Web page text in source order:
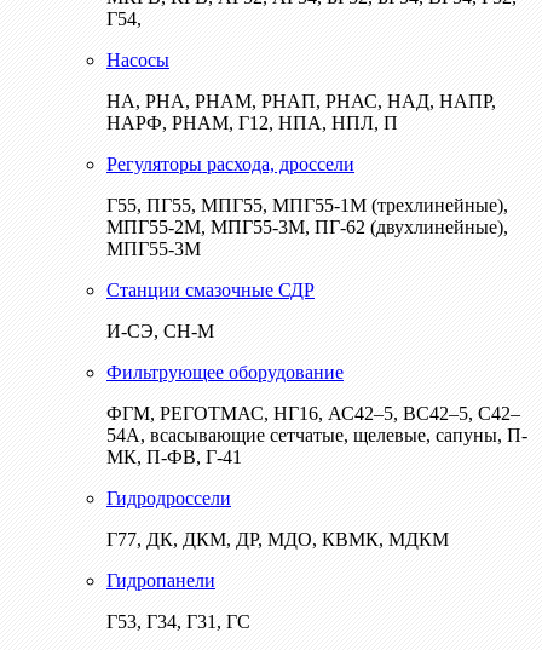
Г54,
Насосы
НА, РНА, РНАМ, РНАП, РНАС, НАД, НАПР,
НАРФ, РНАМ, Г12, НПА, НПЛ, П
Регуляторы расхода, дроссели
Г55, ПГ55, МПГ55, МПГ55-1М (трехлинейные),
МПГ55-2М, МПГ55-3М, ПГ-62 (двухлинейные),
МПГ55-3М
Станции смазочные СДР
И-СЭ, СН-М
Фильтрующее оборудование
ФГМ, РЕГОТМАС, НГ16, АС42–5, ВС42–5, С42–
54А, всасывающие сетчатые, щелевые, сапуны, П-
МК, П-ФВ, Г-41
Гидродроссели
Г77, ДК, ДКМ, ДР, МДО, КВМК, МДКМ
Гидропанели
Г53, Г34, Г31, ГС